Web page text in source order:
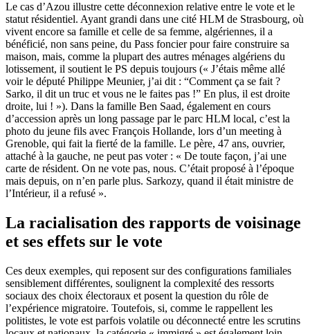
Le cas d’Azou illustre cette déconnexion relative entre le vote et le
statut résidentiel. Ayant grandi dans une cité HLM de Strasbourg, où
vivent encore sa famille et celle de sa femme, algériennes, il a
bénéficié, non sans peine, du Pass foncier pour faire construire sa
maison, mais, comme la plupart des autres ménages algériens du
lotissement, il soutient le PS depuis toujours (« J’étais même allé
voir le député Philippe Meunier, j’ai dit : “Comment ça se fait ?
Sarko, il dit un truc et vous ne le faites pas !” En plus, il est droite
droite, lui ! »). Dans la famille Ben Saad, également en cours
d’accession après un long passage par le parc HLM local, c’est la
photo du jeune fils avec François Hollande, lors d’un meeting à
Grenoble, qui fait la fierté de la famille. Le père, 47 ans, ouvrier,
attaché à la gauche, ne peut pas voter : « De toute façon, j’ai une
carte de résident. On ne vote pas, nous. C’était proposé à l’époque
mais depuis, on n’en parle plus. Sarkozy, quand il était ministre de
l’Intérieur, il a refusé ».
La racialisation des rapports de voisinage
et ses effets sur le vote
Ces deux exemples, qui reposent sur des configurations familiales
sensiblement différentes, soulignent la complexité des ressorts
sociaux des choix électoraux et posent la question du rôle de
l’expérience migratoire. Toutefois, si, comme le rappellent les
politistes, le vote est parfois volatile ou déconnecté entre les scrutins